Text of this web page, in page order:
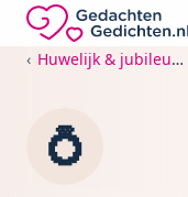
Direct naar de inhoud
Gedachten-
Huwelijk & jubileum
💍